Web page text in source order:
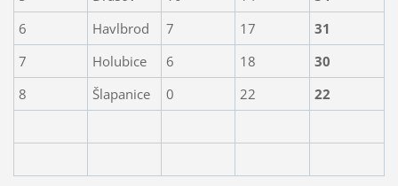
6
Havlbrod 7 17
31
7
Holubice 6 18
30
8
Šlapanice 0 22 22